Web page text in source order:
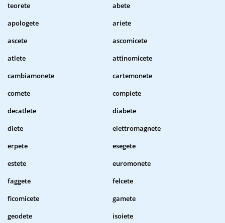
teorete
abete
apologete
ariete
ascete
ascomicete
atlete
attinomicete
cambiamonete
cartemonete
comete
compiete
decatlete
diabete
diete
elettromagnete
erpete
esegete
estete
euromonete
faggete
felcete
ficomicete
gamete
geodete
isoiete